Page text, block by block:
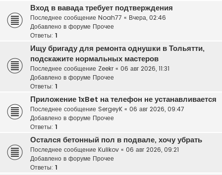
Вход в вавада требует подтверждения
Последнее сообщение Noah77 « Вчера, 02:46
Добавлено в форуме Прочее
Ответы: 1
Ищу бригаду для ремонта однушки в Тольятти,
подскажите нормальных мастеров
Последнее сообщение Zeekr « 06 авг 2026, 11:31
Добавлено в форуме Прочее
Ответы: 1
Приложение 1xBet на телефон не устанавливается
Последнее сообщение SergeyK « 06 авг 2026, 09:47
Добавлено в форуме Прочее
Ответы: 1
Остался бетонный пол в подвале, хочу убрать
Последнее сообщение Kulikov « 06 авг 2026, 09:21
Добавлено в форуме Прочее
Ответы: 1